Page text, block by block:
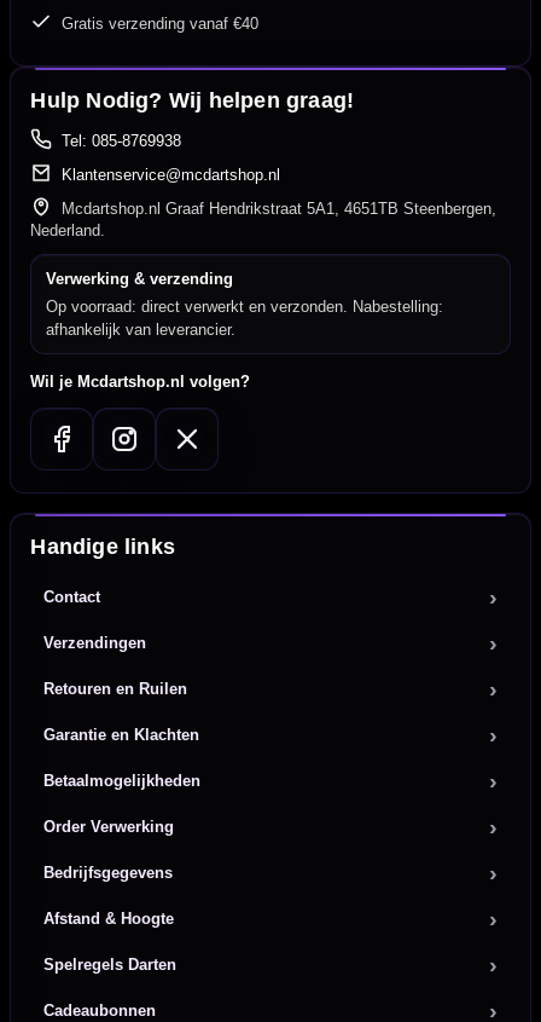
Gratis verzending vanaf €40
Hulp Nodig? Wij helpen graag!
Tel: 085-8769938
Klantenservice@mcdartshop.nl
Mcdartshop.nl Graaf Hendrikstraat 5A1, 4651TB Steenbergen,
Nederland.
Verwerking & verzending
Op voorraad: direct verwerkt en verzonden. Nabestelling:
afhankelijk van leverancier.
Wil je Mcdartshop.nl volgen?
Handige links
Contact
Verzendingen
Retouren en Ruilen
Garantie en Klachten
Betaalmogelijkheden
Order Verwerking
Bedrijfsgegevens
Afstand & Hoogte
Spelregels Darten
Cadeaubonnen